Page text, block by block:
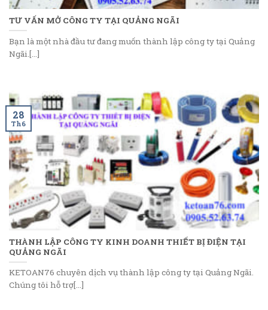
TƯ VẤN MỞ CÔNG TY TẠI QUẢNG NGÃI
Bạn là một nhà đầu tư đang muốn thành lập công ty tại Quảng
Ngãi.[...]
THÀNH LẬP CÔNG TY KINH DOANH THIẾT BỊ ĐIỆN TẠI
QUẢNG NGÃI
KETOAN76 chuyên dịch vụ thành lập công ty tại Quảng Ngãi.
Chúng tôi hỗ trợ[...]
28
Th6